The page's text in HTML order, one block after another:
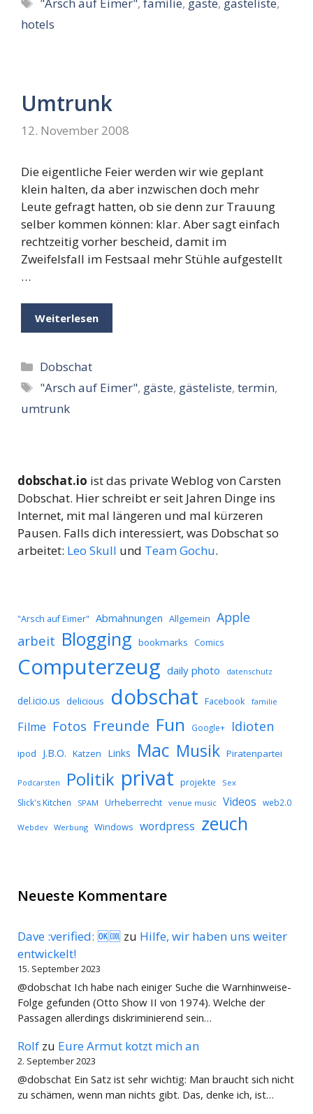
hotels
Umtrunk
12. November 2008
Die eigentliche Feier werden wir wie geplant
klein halten, da aber inzwischen doch mehr
Leute gefragt hatten, ob sie denn zur Trauung
selber kommen können: klar. Aber sagt einfach
rechtzeitig vorher bescheid, damit im
Zweifelsfall im Festsaal mehr Stühle aufgestellt
…
Weiterlesen
Kategorien
Dobschat
Schlagwörter
"Arsch auf Eimer", gäste, gästeliste,termin,
umtrunk
dobschat.io ist das private Weblog von Carsten
Dobschat. Hier schreibt er seit Jahren Dinge ins
Internet, mit mal längeren und mal kürzeren
Pausen. Falls dich interessiert, was Dobschat so
arbeitet: Leo Skull und Team Gochu.
"Arsch auf Eimer" Abmahnungen Allgemein Apple
arbeit Blogging bookmarks Comics
Computerzeug daily photo datenschutz
del.icio.us delicious dobschat Facebook familie
Filme Fotos Freunde Fun Google+ Idioten
ipod J.B.O. Katzen Links Mac Musik Piratenpartei
Podcarsten Politik privat projekte Sex
Slick's Kitchen SPAM Urheberrecht venue music Videos web2.0
Webdev Werbung Windows wordpress zeuch
Neueste Kommentare
Dave :verified: 🆗🆒 zu Hilfe, wir haben uns weiter
entwickelt!
15. September 2023
@dobschat Ich habe nach einiger Suche die Warnhinweise-
Folge gefunden (Otto Show II von 1974). Welche der
Passagen allerdings diskriminierend sein…
Rolf zu Eure Armut kotzt mich an
2. September 2023
@dobschat Ein Satz ist sehr wichtig: Man braucht sich nicht
zu schämen, wenn man nichts gibt. Das, denke ich, ist…